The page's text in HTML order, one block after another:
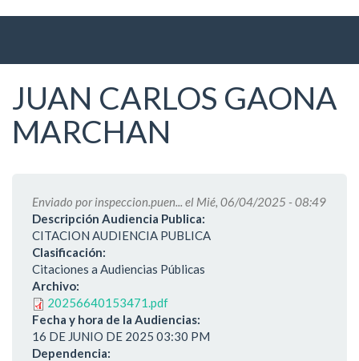
JUAN CARLOS GAONA
MARCHAN
Enviado porinspeccion.puen...
el Mié, 06/04/2025 - 08:49
Descripción Audiencia Publica:
CITACION AUDIENCIA PUBLICA
Clasificación:
Citaciones a Audiencias Públicas
Archivo:
20256640153471.pdf
Fecha y hora de la Audiencias:
16 DE JUNIO DE 2025 03:30 PM
Dependencia: